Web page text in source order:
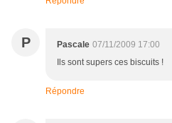
P Pascale 07/11/2009 17:00
Ils sont supers ces biscuits !
Répondre